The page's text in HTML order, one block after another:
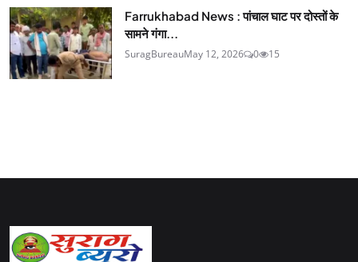
Farrukhabad News : पांचाल घाट पर दोस्तों के
सामने गंगा...
SuragBureauMay 12, 2026 0 15